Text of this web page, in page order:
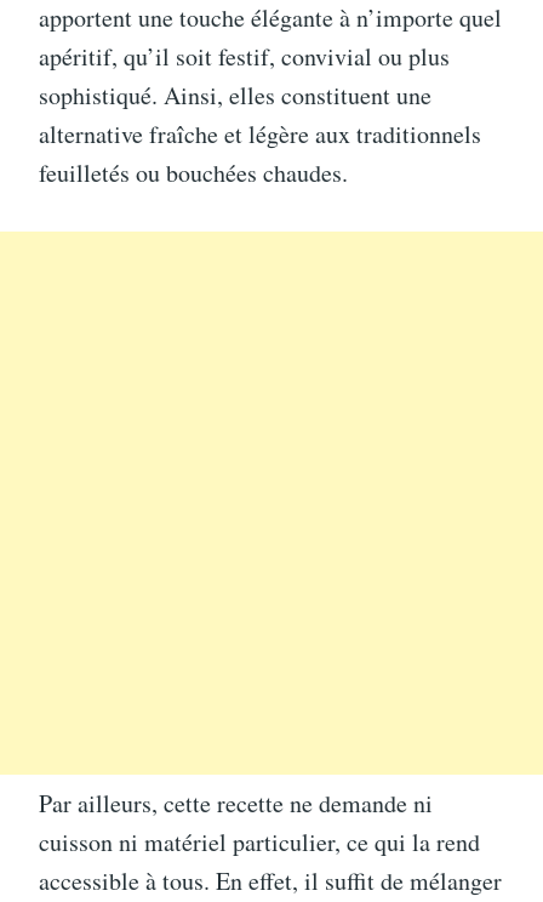
apportent une touche élégante à n’importe quel
apéritif, qu’il soit festif, convivial ou plus
sophistiqué. Ainsi, elles constituent une
alternative fraîche et légère aux traditionnels
feuilletés ou bouchées chaudes.
Par ailleurs, cette recette ne demande ni
cuisson ni matériel particulier, ce qui la rend
accessible à tous. En effet, il suffit de mélanger